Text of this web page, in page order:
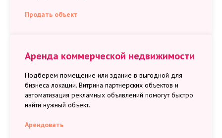
Продать объект
Аренда коммерческой недвижимости
Подберем помещение или здание в выгодной для
бизнеса локации. Витрина партнерских объектов и
автоматизация рекламных объявлений помогут быстро
найти нужный объект.
Арендовать